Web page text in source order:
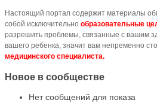
Настоящий портал содержит материалы
собой исключительно образовательные
разрешить проблемы, связанные с вашим
вашего ребенка, значит вам непременно
медицинского специалиста.
Новое в сообществе
Нет сообщений для показа